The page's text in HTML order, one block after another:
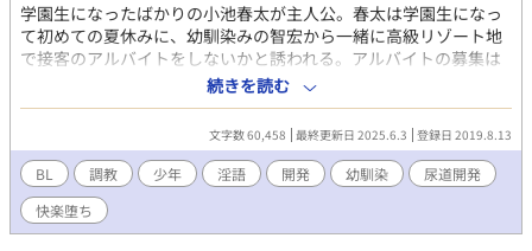
学園生になったばかりの小池春太が主人公。春太は学園生になっ
て初めての夏休みに、幼馴染みの智宏から一緒に高級リゾート地
で接客のアルバイトをしないかと誘われる。アルバイトの募集は
学園生のみの受付で、面接がなく顔写真と全身写真が必要なだけ
だった。―――数々のセレブからオーダーを取る度、色とりどり
の薔薇を差し出されるという、20日間住み込みで働く50万円のア
ルバイトとは……？ ※R-18作品です。※表紙＋挿絵は自作。挿絵
多めです。☆モブ責め/複数プレイ/フェラ/乳首責め/乳首調教/媚
薬/アナル責め/レイプ要素/尿道責め/空イキ/機械搾精/快楽墜ち、
等などが登場します。ご注意下さい。スカ要素はありません。夜
のお供にぜひ読んでみて下さい。
続きを読む
文字数 60,458 最終更新日 2025.6.3 登録日 2019.8.13
BL 調教 少年 淫語 開発 幼馴染
尿道開発
快楽堕ち